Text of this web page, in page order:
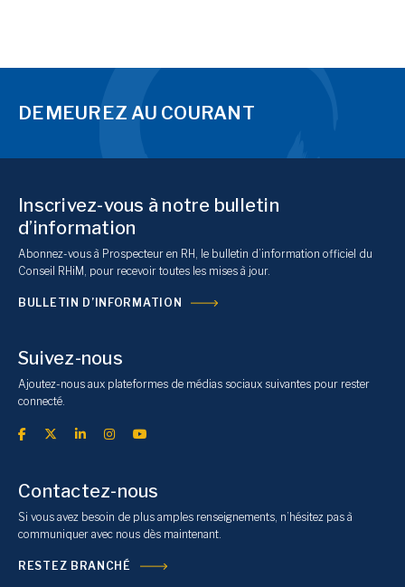
DEMEUREZ AU COURANT
Inscrivez-vous à notre bulletin
d’information
Abonnez-vous à Prospecteur en RH, le bulletin d’information officiel du
Conseil RHiM, pour recevoir toutes les mises à jour.
BULLETIN D’INFORMATION
Suivez-nous
Ajoutez-nous aux plateformes de médias sociaux suivantes pour rester
connecté.
Contactez-nous
Si vous avez besoin de plus amples renseignements, n’hésitez pas à
communiquer avec nous dès maintenant.
RESTEZ BRANCHÉ